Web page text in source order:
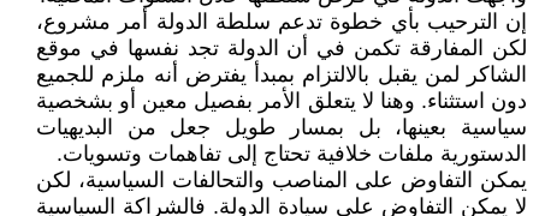
إن الترحيب بأي خطوة تدعم سلطة الدولة أمر مشروع،
لكن المفارقة تكمن في أن الدولة تجد نفسها في موقع
الشاكر لمن يقبل بالالتزام بمبدأ يفترض أنه ملزم للجميع
دون استثناء. وهنا لا يتعلق الأمر بفصيل معين أو بشخصية
سياسية بعينها، بل بمسار طويل جعل من البديهيات
الدستورية ملفات خلافية تحتاج إلى تفاهمات وتسويات.
يمكن التفاوض على المناصب والتحالفات السياسية، لكن
لا يمكن التفاوض على سيادة الدولة. فالشراكة السياسية